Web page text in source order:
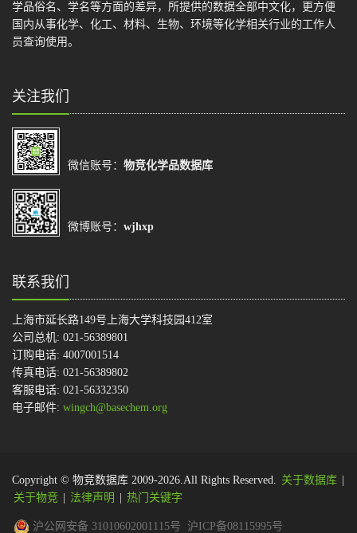
学品俗名、学名等方面的差异，所提供的数据全部中文化，更方便
国内从事化学、化工、材料、生物、环境等化学相关行业的工作人
员查询使用。
关注我们
微信账号： 物竞化学品数据库
微博账号： wjhxp
联系我们
上海市延长路149号上海大学科技园412室
公司总机: 021-56389801
订购电话: 4007001514
传真电话: 021-56389802
客服电话: 021-56332350
电子邮件: wingch@basechem.org
Copyright © 物竞数据库 2009-2026.All Rights Reserved. 关于数据库
关于物竞
法律声明 热门关键字
沪公网安备 31010602001115号 沪ICP备08115995号